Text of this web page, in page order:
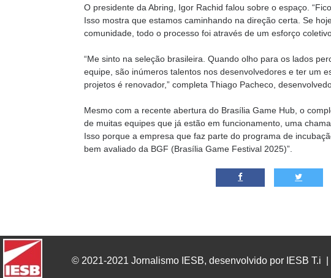
O presidente da Abring, Igor Rachid falou sobre o espaço.
Isso mostra que estamos caminhando na direção certa. Se
comunidade, todo o processo foi através de um esforço
“Me sinto na seleção brasileira. Quando olho para os lados
equipe, são inúmeros talentos nos desenvolvedores e ter um
projetos é renovador,” completa Thiago Pacheco,
Mesmo com a recente abertura do Brasília Game Hub, o
de muitas equipes que já estão em funcionamento, uma
Isso porque a empresa que faz parte do programa de
bem avaliado da BGF (Brasília Game Festival 2025)”.
© 2021-2021 Jornalismo IESB, desenvolvido por IESB T.i